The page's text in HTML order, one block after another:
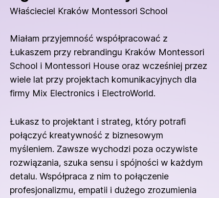
Właścieciel Kraków Montessori School
Miałam przyjemność współpracować z
Łukaszem przy rebrandingu Kraków Montessori
School i Montessori House oraz wcześniej przez
wiele lat przy projektach komunikacyjnych dla
firmy Mix Electronics i ElectroWorld.
Łukasz to projektant i strateg, który potrafi
połączyć kreatywność z biznesowym
myśleniem. Zawsze wychodzi poza oczywiste
rozwiązania, szuka sensu i spójności w każdym
detalu. Współpraca z nim to połączenie
profesjonalizmu, empatii i dużego zrozumienia